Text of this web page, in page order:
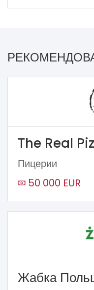
The Real
Пицерии
50 000 EUR
Жабка